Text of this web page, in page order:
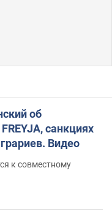
об
санкциях
Видео
к совместному